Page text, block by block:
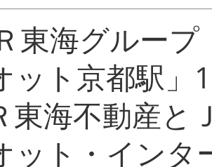
東海グルー
ット京都駅」
海不動産と
ット・インタ